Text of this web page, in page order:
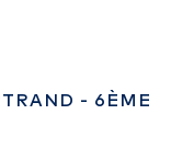
- 6ÈME